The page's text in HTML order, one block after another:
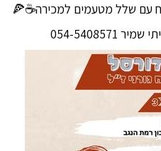
עם שלל מטעמים למכירה☕🍕
5408571